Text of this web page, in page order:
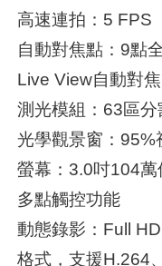
高速連拍：5 FPS
自動對焦點：9點
Live View自動對
測光模組：63區
光學觀景窗：95%
螢幕：3.0吋104
多點觸控功能
動態錄影：Full
格式，支援H.264